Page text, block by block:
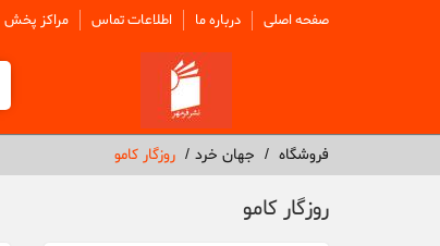
صفحه اصلی درباره ما اطلاعات تماس مراکز پخش
فروشگاه جهان خرد روزگار کامو
روزگار کامو